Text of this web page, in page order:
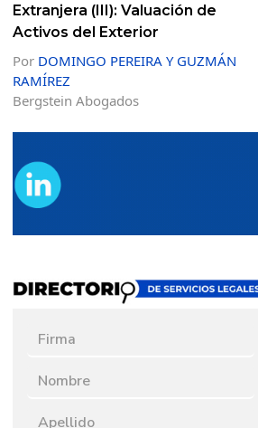
Extranjera (III): Valuación de
Activos del Exterior
Por DOMINGO PEREIRA Y GUZMÁN
RAMÍREZ
Bergstein Abogados